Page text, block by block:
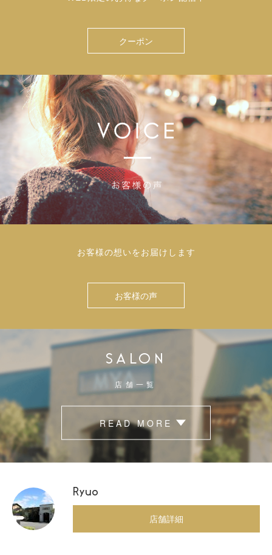
クーポン
お客様の想いをお届けします
お客様の声
SALON
店舗一覧
READ MORE
Ryuo
店舗詳細